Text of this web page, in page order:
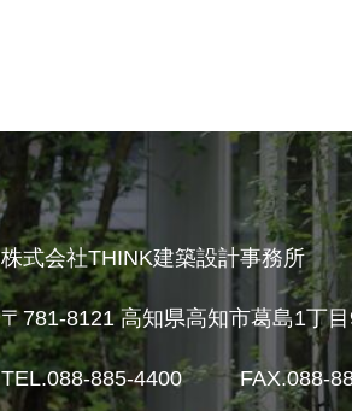
株式会社THINK建築設計事務所
〒781-8121高知県高知市葛島1丁
TEL.088-885-4400 FAX.088-